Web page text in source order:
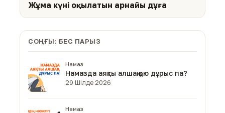
Жұма күні оқылатын арнайы дұға
СОҢҒЫ: БЕС ПАРЫЗ
Намаз
Намазда аяқты алшақ қою дұрыс па?
29 Шілде 2026
Намаз